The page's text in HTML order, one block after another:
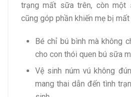
trạng mất sữa trên, còn một
cũng góp phần khiến mẹ bị
Bé chỉ bú bình mà không
cho con thói quen bú sữa
Vệ sinh núm vú không
mang thai dẫn đến tình